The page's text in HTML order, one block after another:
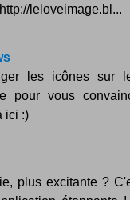
leloveimage.bl...
les icônes sur
pour vous
ici :)
plus excitante ?